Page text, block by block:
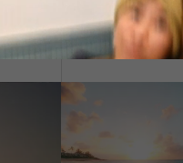
バラバラ